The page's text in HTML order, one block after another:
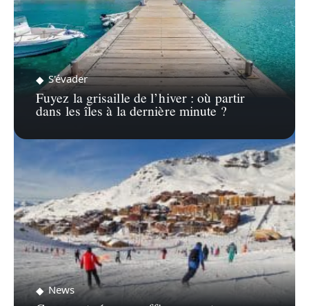
S'évader
Fuyez la grisaille de l’hiver : où partir
dans les îles à la dernière minute ?
News